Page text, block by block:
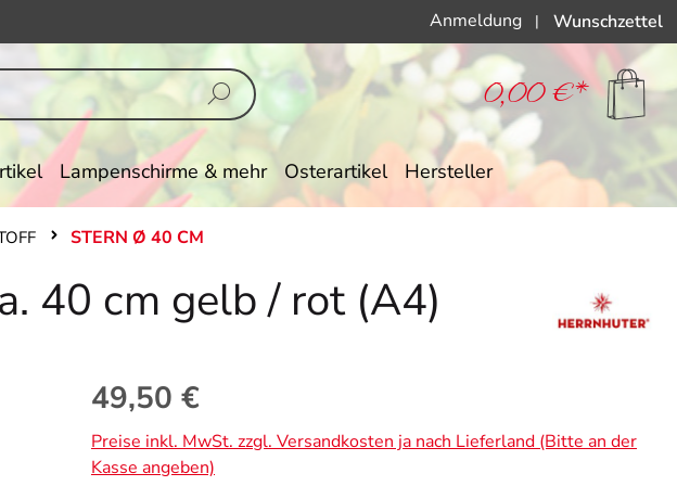
Anmeldung | Wunschzettel
0,00 €*
Lampenschirme & mehr Osterartikel Hersteller
STERN Ø 40 CM
40 cm gelb / rot (A4)
Regulärer Preis:
49,50 €
Preise inkl. MwSt. zzgl. Versandkosten ja nach Lieferland (Bitte an der
Kasse angeben)